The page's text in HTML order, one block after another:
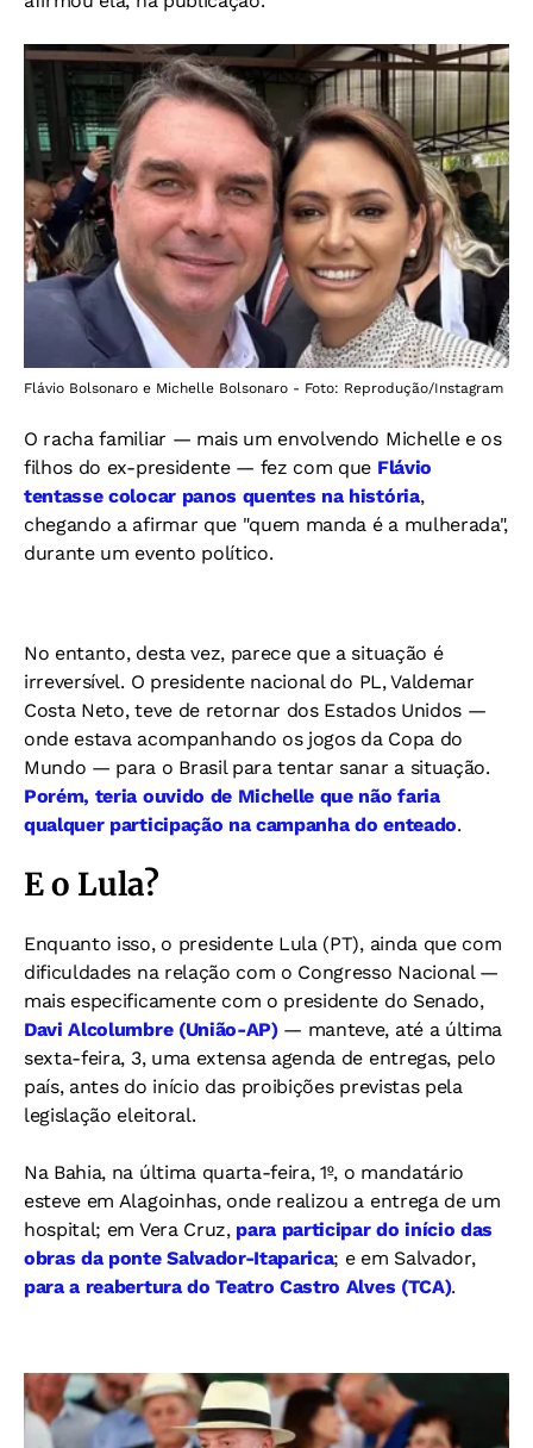
Flávio Bolsonaro e Michelle Bolsonaro - Foto: Reprodução/Instagram
O racha familiar — mais um envolvendo Michelle e os
filhos do ex-presidente — fez com que Flávio
tentasse colocar panos quentes na história,
chegando a afirmar que "quem manda é a mulherada",
durante um evento político.
No entanto, desta vez, parece que a situação é
irreversível. O presidente nacional do PL, Valdemar
Costa Neto, teve de retornar dos Estados Unidos —
onde estava acompanhando os jogos da Copa do
Mundo — para o Brasil para tentar sanar a situação.
Porém, teria ouvido de Michelle que não faria
qualquer participação na campanha do enteado.
E o Lula?
Enquanto isso, o presidente Lula (PT), ainda que com
dificuldades na relação com o Congresso Nacional —
mais especificamente com o presidente do Senado,
Davi Alcolumbre (União-AP)— manteve, até a última
sexta-feira, 3, uma extensa agenda de entregas, pelo
país, antes do início das proibições previstas pela
legislação eleitoral.
Na Bahia, na última quarta-feira, 1º, o mandatário
esteve em Alagoinhas, onde realizou a entrega de um
hospital; em Vera Cruz, para participar do início das
obras da ponte Salvador-Itaparica; e em Salvador,
para a reabertura do Teatro Castro Alves (TCA).